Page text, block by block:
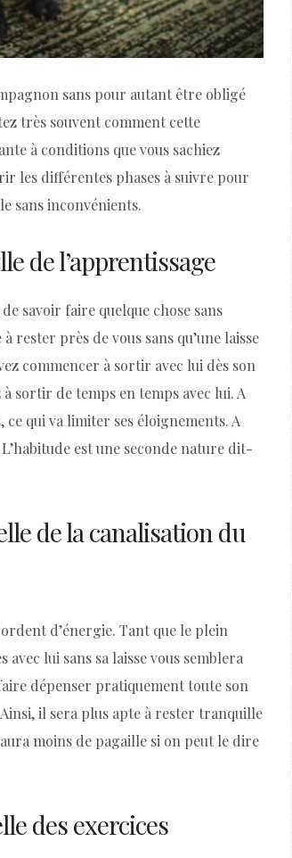
sans pour autant être obligé
très souvent comment cette
à conditions que vous sachiez
les différentes phases à suivre pour
sans inconvénients.
de l’apprentissage
savoir faire quelque chose sans
rester près de vous sans qu’une laisse
commencer à sortir avec lui dès son
sortir de temps en temps avec lui. A
ce qui va limiter ses éloignements. A
est une seconde nature dit-
de la canalisation du
d’énergie. Tant que le plein
lui sans sa laisse vous semblera
dépenser pratiquement toute son
il sera plus apte à rester tranquille
moins de pagaille si on peut le dire
des exercices